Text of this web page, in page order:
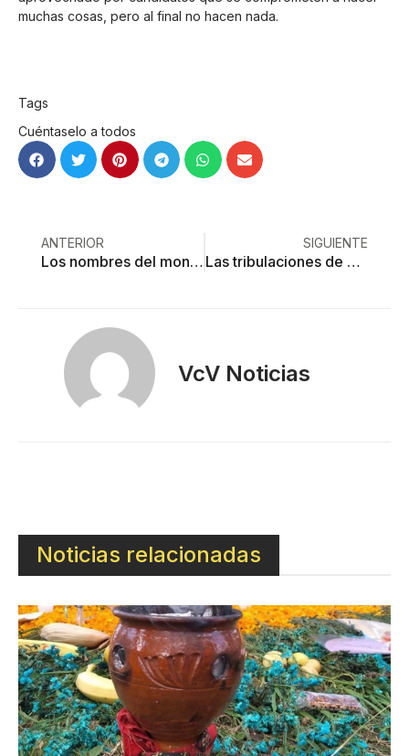
muchas cosas, pero al final no hacen nada.
Tags
Cuéntaselo a todos
ANTERIOR
Los nombres del monstruo
SIGUIENTE
Las tribulaciones de una designación anunciada
VcV Noticias
Noticias relacionadas